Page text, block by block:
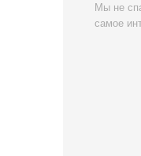
Мы не
самое